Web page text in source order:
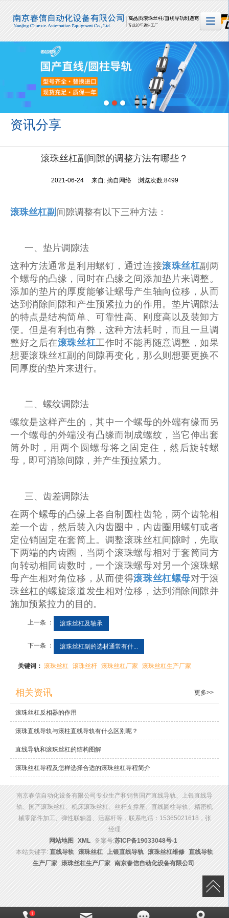
很遗憾，因您的浏览器版本过低导致无法获得最佳浏览体验，推荐下载安装谷歌浏览器！
资讯分享
滚珠丝杠副间隙的调整方法有哪些？
2021-06-24 来自: 摘自网络 浏览次数:8499
滚珠丝杠副 间隙调整有以下三种方法：
一、 垫片调隙法
这种方法通常是利用螺钉，通过连接滚珠丝杠副两
个螺母的凸缘，同时在凸缘之间添加垫片来调整。
添加的垫片的厚度能够让螺母产生轴向位移，从而
达到消除间隙和产生预紧拉力的作用。垫片调隙法
的特点是结构简单、可靠性高、刚度高以及装卸方
便。但是有利也有弊，这种方法耗时，而且一旦调
整好之后在滚珠丝杠工作时不能再随意调整，如果
想要滚珠丝杠副的间隙再变化，那么则想要更换不
同厚度的垫片来进行。
二、 螺纹调隙法
螺纹是这样产生的，其中一个螺母的外端有缘而另
一个螺母的外端没有凸缘而制成螺纹，当它伸出套
筒外时，用两个圆螺母将之固定住，然后旋转螺
母，即可消除间隙，并产生预拉紧力。
三、 齿差调隙法
在两个螺母的凸缘上各自制圆柱齿轮，两个齿轮相
差一个齿，然后装入内齿圈中，内齿圈用螺钉或者
定位销固定在套筒上。调整滚珠丝杠间隙时，先取
下两端的内齿圈，当两个滚珠螺母相对于套筒同方
向转动相同齿数时，一个滚珠螺母对另一个滚珠螺
母产生相对角位移，从而使得滚珠丝杠螺母对于滚
珠丝杠的螺旋滚道发生相对位移，达到消除间隙并
施加预紧拉力的目的。
上一条 ： 滚珠丝杠及轴承
下一条 ： 滚珠丝杠副的选材通常有什...
关键词： 滚珠丝杠 滚珠丝杆 滚珠丝杠厂家 滚珠丝杠生产厂家
相关资讯 更多>>
滚珠丝杠反相器的作用
滚珠直线导轨与滚柱直线导轨有什么区别呢？
直线导轨和滚珠丝杠的结构图解
滚珠丝杠导程及怎样选择合适的滚珠丝杠导程简介
南京春信自动化设备有限公司专业生产和销售国产直线导轨、上银直线导
轨、国产滚珠丝杠、机床滚珠丝杠、丝杆支撑座、直线圆柱导轨、精密机
械零部件加工、弹性联轴器、活塞杆等，联系电话：15365021618，张
经理
网站地图
XML 备案号:苏ICP备19033048号-1
本站关键字: 直线导轨 滚珠丝杠 上银直线导轨 滚珠丝杠维修 直线导轨
生产厂家
滚珠丝杠生产厂家 南京春信自动化设备有限公司